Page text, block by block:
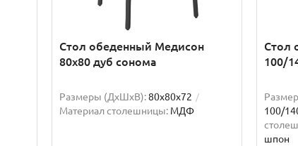
Стол обеденный Медисон
80х80 дуб сонома
Размеры (ДхШxВ):80х80х72
Материал столешницы: МДФ
Стол
100/
100/
шпон